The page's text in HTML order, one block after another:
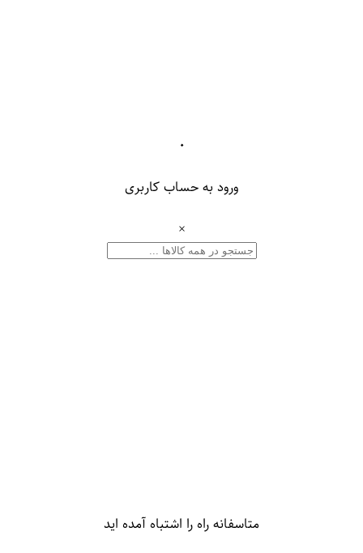
۰
ورود به حساب کاربری
×
متاسفانه راه را اشتباه آمده اید